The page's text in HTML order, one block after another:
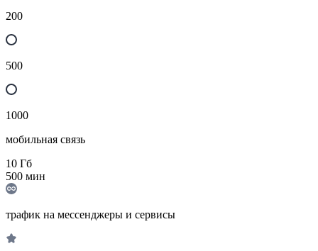
200
500
1000
мобильная связь
10 Гб
500 мин
трафик на мессенджеры и сервисы